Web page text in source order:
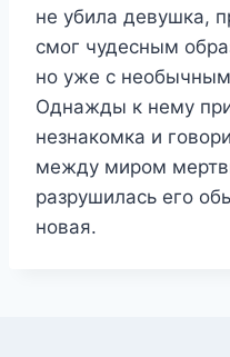
не убила девушка,
смог чудесным
но уже с
Однажды к нему
незнакомка и
между миром
разрушилась его
новая.